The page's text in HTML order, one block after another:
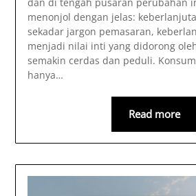
menonjol dengan jelas:
sekadar jargon pemasaran,
menjadi nilai inti yang didorong
semakin cerdas dan peduli.
hanya…
Read more